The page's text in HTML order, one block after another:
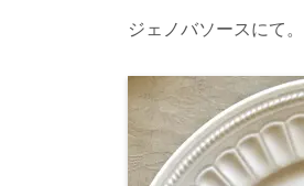
ジェノバソースにて。